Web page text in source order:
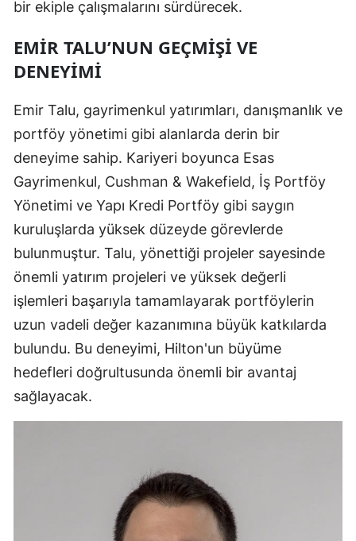
bir ekiple çalışmalarını sürdürecek.
EMIR TALU’NUN GEÇMIŞI VE
DENEYIMI
Emir Talu, gayrimenkul yatırımları, danışmanlık ve
portföy yönetimi gibi alanlarda derin bir
deneyime sahip. Kariyeri boyunca Esas
Gayrimenkul, Cushman & Wakefield, İş Portföy
Yönetimi ve Yapı Kredi Portföy gibi saygın
kuruluşlarda yüksek düzeyde görevlerde
bulunmuştur. Talu, yönettiği projeler sayesinde
önemli yatırım projeleri ve yüksek değerli
işlemleri başarıyla tamamlayarak portföylerin
uzun vadeli değer kazanımına büyük katkılarda
bulundu. Bu deneyimi, Hilton'un büyüme
hedefleri doğrultusunda önemli bir avantaj
sağlayacak.